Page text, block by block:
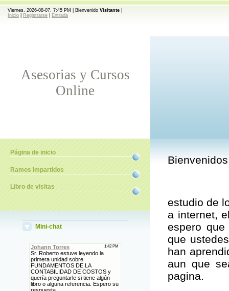
Viernes, 2026-08-07, 7:45 PM | Bienvenido Visitante
Inicio
Registrarse Entrada
Asesorias y Cursos
Online
Página de inicio
Ramos impartidos
Libro de visitas
Mini-chat
estudio de
a internet,
espero
que
han
aun que
pagina.